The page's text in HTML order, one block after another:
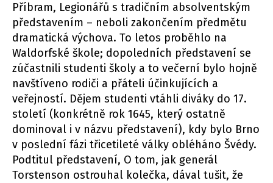
Příbram, Legionářů s tradičním absolventským
představením – neboli zakončením předmětu
dramatická výchova. To letos proběhlo na
Waldorfské škole; dopoledních představení se
zúčastnili studenti školy a to večerní bylo hojně
navštíveno rodiči a přáteli účinkujících a
veřejností. Dějem studenti vtáhli diváky do 17.
století (konkrétně rok 1645, který ostatně
dominoval i v názvu představení), kdy bylo Brno
v poslední fázi třicetileté války obléháno Švédy.
Podtitul představení, O tom, jak generál
Torstenson ostrouhal kolečka, dával tušit, že